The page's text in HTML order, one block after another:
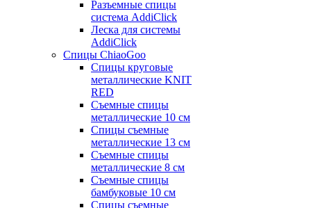
Разъемные спицы
система AddiClick
Леска для системы
AddiClick
Спицы ChiaoGoo
Спицы круговые
металлические KNIT
RED
Съемные спицы
металлические 10 см
Спицы съемные
металлические 13 см
Съемные спицы
металлические 8 см
Съемные спицы
бамбуковые 10 см
Спицы съемные